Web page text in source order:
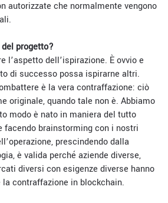
autorizzate che normalmente vengono
progetto?
l’aspetto dell’ispirazione. È ovvio e
di successo possa ispirarne altri.
è la vera contraffazione: ciò
originale, quando tale non è. Abbiamo
modo è nato in maniera del tutto
facendo brainstorming con i nostri
prescindendo dalla
è valida perché aziende diverse,
diversi con esigenze diverse hanno
contraffazione in blockchain.